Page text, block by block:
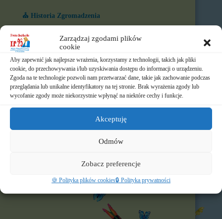
Zarządzaj zgodami plików
cookie
Aby zapewnić jak najlepsze wrażenia, korzystamy z technologii, takich jak pliki
cookie, do przechowywania i/lub uzyskiwania dostępu do informacji o urządzeniu.
Zgoda na te technologie pozwoli nam przetwarzać dane, takie jak zachowanie podczas
przeglądania lub unikalne identyfikatory na tej stronie. Brak wyrażenia zgody lub
wycofanie zgody może niekorzystnie wpłynąć na niektóre cechy i funkcje.
Akceptuję
Odmów
Zobacz preferencje
🍪 Polityka plików cookies🔒 Polityka prywatności
⛪ Historia Zgromadzenia
📧 Kontakt
🚸 Rekrutacja
🌐 Polecamy